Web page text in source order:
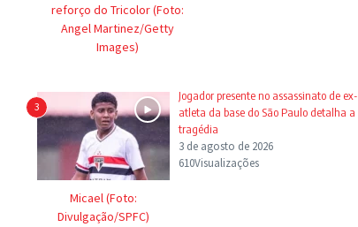
reforço do Tricolor (Foto:
Angel Martinez/Getty
Images)
3
Micael (Foto:
Divulgação/SPFC)
Jogador presente no assassinato de ex-
atleta da base do São Paulo detalha a
tragédia
3 de agosto de 2026
610Visualizações